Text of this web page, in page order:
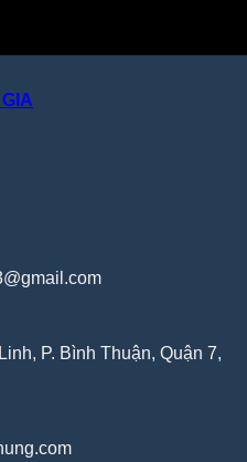
P. Bình Thuận, Quận 7,